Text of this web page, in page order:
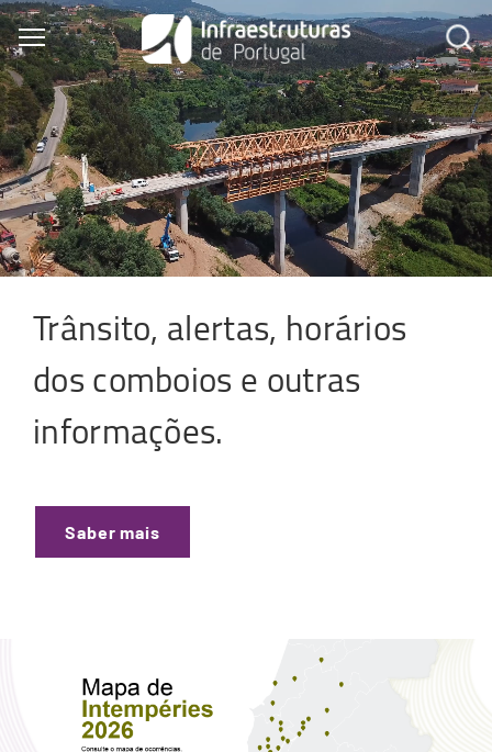
Skip
to
main
content
Toggle main menu visibility
Trânsito, alertas, horários
dos comboios e outras
informações.
Saber mais